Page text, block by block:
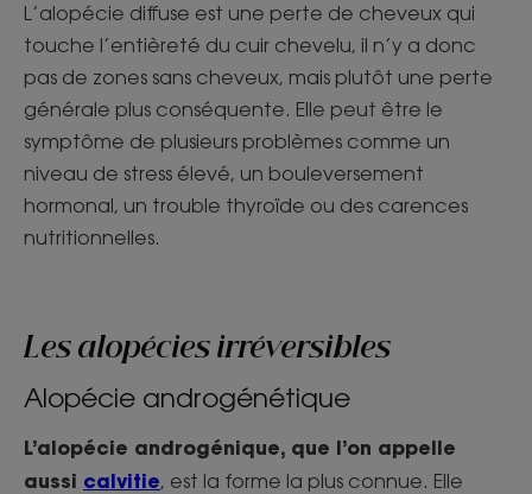
L’alopécie diffuse est une perte de cheveux qui
touche l’entièreté du cuir chevelu, il n’y a donc
pas de zones sans cheveux, mais plutôt une perte
générale plus conséquente. Elle peut être le
symptôme de plusieurs problèmes comme un
niveau de stress élevé, un bouleversement
hormonal, un trouble thyroïde ou des carences
nutritionnelles.
Les alopécies irréversibles
Alopécie androgénétique
L’alopécie androgénique, que l’on appelle
aussi calvitie, est la forme la plus connue. Elle